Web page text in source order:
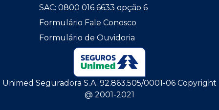
SAC: 0800 016 6633 opção 6
Formulário Fale Conosco
Formulário de Ouvidoria
Unimed Seguradora S.A. 92.863.505/0001-06 Copyright
@ 2001-2021